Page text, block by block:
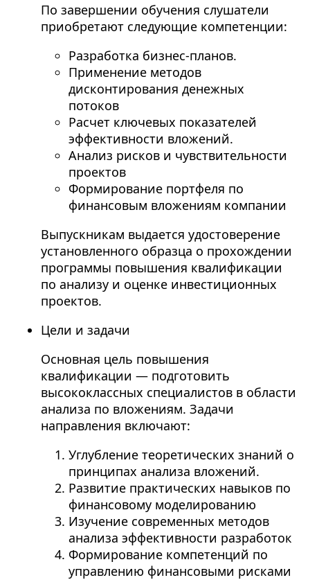
По завершении обучения слушатели
приобретают следующие компетенции:
Разработка бизнес-планов.
Применение методов
дисконтирования денежных
потоков
Расчет ключевых показателей
эффективности вложений.
Анализ рисков и чувствительности
проектов
Формирование портфеля по
финансовым вложениям компании
Выпускникам выдается удостоверение
установленного образца о прохождении
программы повышения квалификации
по анализу и оценке инвестиционных
проектов.
Цели и задачи
Основная цель повышения
квалификации — подготовить
высококлассных специалистов в области
анализа по вложениям. Задачи
направления включают:
Углубление теоретических знаний о
принципах анализа вложений.
Развитие практических навыков по
финансовому моделированию
Изучение современных методов
анализа эффективности разработок
Формирование компетенций по
управлению финансовыми рисками